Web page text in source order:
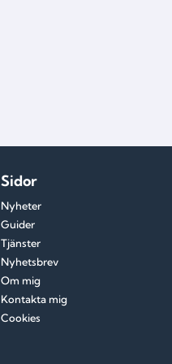
Sidor
Nyheter
Guider
Tjänster
Nyhetsbrev
Om mig
Kontakta mig
Cookies